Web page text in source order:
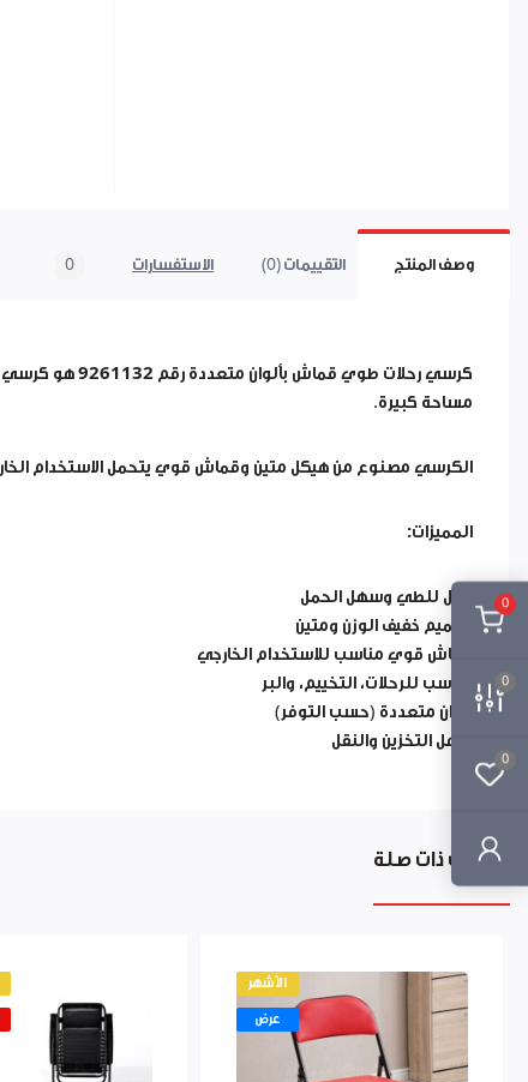
0
0
0
وصف المنتج التقييمات (0) الاستفسارات 0
كرسي رحلات طوي قماش بألوان متعددة رقم 9261132
هو كرسي
مساحة كبيرة.
الكرسي مصنوع من هيكل متين وقماش قوي يتحمل الاستخدام
المميزات:
قابل للطي وسهل الحمل
تصميم خفيف الوزن ومتين
قماش قوي مناسب للاستخدام الخارجي
مناسب للرحلات، التخييم، والبر
ألوان متعددة (حسب التوفر)
سهل التخزين والنقل
منتجات ذات صلة
الأشهر
عرض